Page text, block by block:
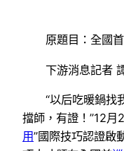
原題目：全國
下游消息記者
“以后吃暖鍋找
擋師，有證！”12月
用”國際技巧認證啟